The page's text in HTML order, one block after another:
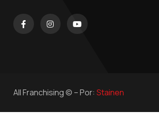
All Franchising © – Por: Stainen